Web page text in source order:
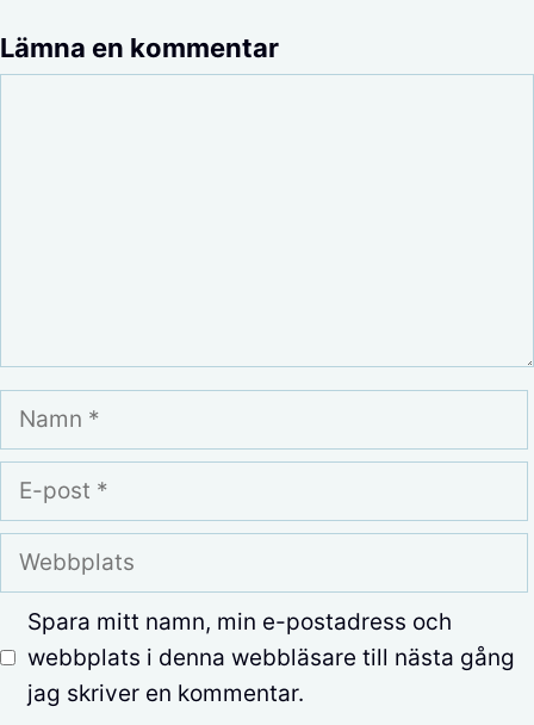
Lämna en kommentar
Namn
E-
post
Webbplats
Spara mitt namn, min e-postadress och
webbplats i denna webbläsare till nästa gång
jag skriver en kommentar.